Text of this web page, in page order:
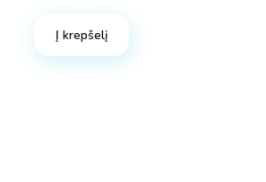
Į krepšelį